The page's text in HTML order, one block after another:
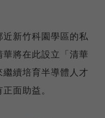
新竹科園學區的私
將在此設立「清華
繼續培育半導體人才
面助益。